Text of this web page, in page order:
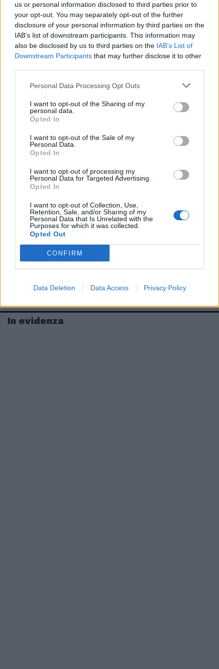
us or personal information disclosed to third parties prior to
your opt-out. You may separately opt-out of the further
disclosure of your personal information by third parties on the
IAB’s list of downstream participants. This information may
also be disclosed by us to third parties on the IAB’s List of
Downstream Participants that may further disclose it to other
Personal Data Processing Opt Outs
I want to opt-out of the Sharing of my
personal data.
Opted In
I want to opt-out of the Sale of my
Personal Data.
Opted In
I want to opt-out of processing my
Personal Data for Targeted Advertising.
Opted In
I want to opt-out of Collection, Use,
Retention, Sale, and/or Sharing of my
Personal Data that Is Unrelated with the
Purposes for which it was collected.
Opted Out
CONFIRM
Data Deletion Data Access Privacy Policy
In evidenza